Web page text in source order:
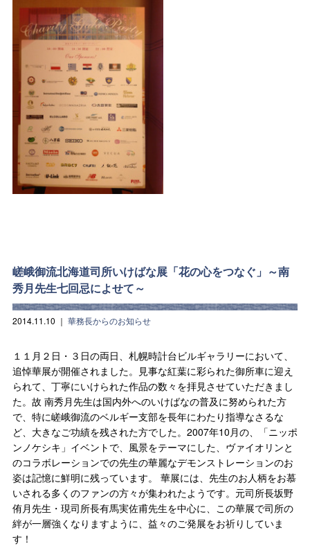
嵯峨御流北海道司所いけばな展「花の心をつなぐ」～南
秀月先生七回忌によせて～
2014.11.10 ｜ 華務長からのお知らせ
１１月２日・３日の両日、札幌時計台ビルギャラリーにおいて、
追悼華展が開催されました。見事な紅葉に彩られた御所車に迎え
られて、丁寧にいけられた作品の数々を拝見させていただきまし
た。故 南秀月先生は国内外へのいけばなの普及に努められた方
で、特に嵯峨御流のベルギー支部を長年にわたり指導なさるな
ど、大きなご功績を残された方でした。2007年10月の、「ニッポ
ンノケシキ」イベントで、風景をテーマにした、ヴァイオリンと
のコラボレーションでの先生の華麗なデモンストレーションのお
姿は記憶に鮮明に残っています。 華展には、先生のお人柄をお慕
いされる多くのファンの方々が集われたようです。元司所長坂野
侑月先生・現司所長有馬実佐甫先生を中心に、この華展で司所の
絆が一層強くなりますように、益々のご発展をお祈りしていま
す！